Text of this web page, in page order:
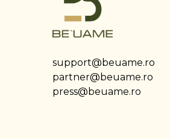
support@beuame.ro
partner@beuame.ro
press@beuame.ro